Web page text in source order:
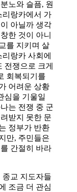
노와 슬픔, 원
리랑카에서 가
아닐까 생각
한 것이 아니
를 지키며 살
랑카 사회에
전쟁으로 크게
회복되기를
어려운 상황
심을 기울일
는 전쟁 중 군
받지 못한 문
정부가 반환
만, 주민들은
간절히 바라
종교 지도자들
조금 더 관심